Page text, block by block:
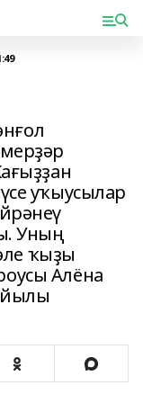
уҡыусылар
Уның
ҡыҙы
Алёна
йылы